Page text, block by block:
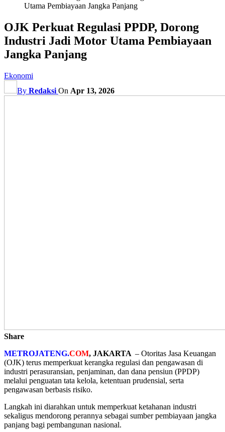
Utama Pembiayaan Jangka Panjang
OJK Perkuat Regulasi PPDP, Dorong
Industri Jadi Motor Utama Pembiayaan
Jangka Panjang
Ekonomi
By Redaksi On Apr 13, 2026
Share
METROJATENG.COM, JAKARTA – Otoritas Jasa Keuangan
(OJK) terus memperkuat kerangka regulasi dan pengawasan di
industri perasuransian, penjaminan, dan dana pensiun (PPDP)
melalui penguatan tata kelola, ketentuan prudensial, serta
pengawasan berbasis risiko.
Langkah ini diarahkan untuk memperkuat ketahanan industri
sekaligus mendorong perannya sebagai sumber pembiayaan jangka
panjang bagi pembangunan nasional.